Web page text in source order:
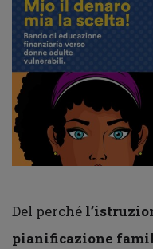
Del perché
pianificazione